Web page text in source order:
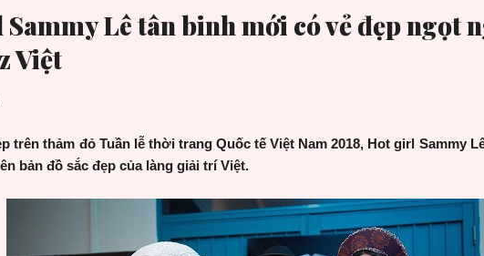
Lê tân binh mới có vẻ đẹp ngọt
Việt
trên thảm đỏ Tuần lễ thời trang Quốc tế Việt Nam 2018, Hot girl Sammy
bản đồ sắc đẹp của làng giải trí Việt.